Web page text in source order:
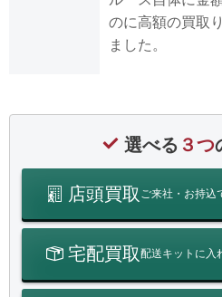
のに高額の買取
ました。
選べる ３つ
店頭買取 ご来社・お持込
宅配買取配送キットに入